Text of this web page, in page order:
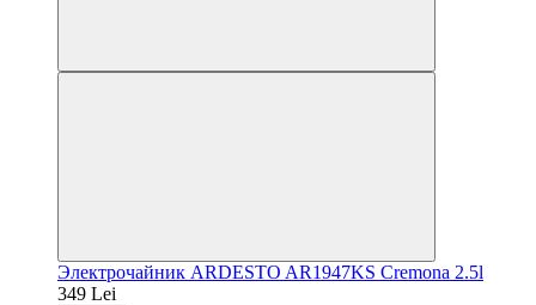
Электрочайник ARDESTO AR1947KS Cremona 2.5l
349 Lei